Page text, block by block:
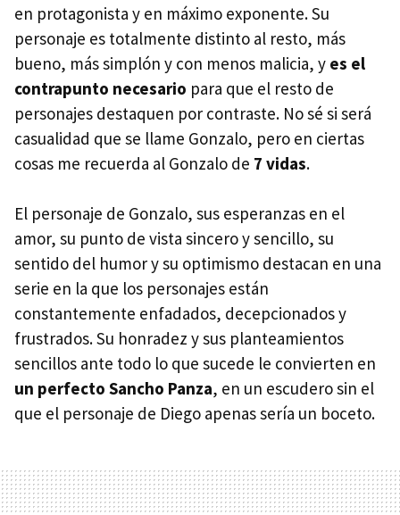
en protagonista y en máximo exponente. Su
personaje es totalmente distinto al resto, más
bueno, más simplón y con menos malicia, y es el
contrapunto necesario para que el resto de
personajes destaquen por contraste. No sé si será
casualidad que se llame Gonzalo, pero en ciertas
cosas me recuerda al Gonzalo de 7 vidas.
El personaje de Gonzalo, sus esperanzas en el
amor, su punto de vista sincero y sencillo, su
sentido del humor y su optimismo destacan en una
serie en la que los personajes están
constantemente enfadados, decepcionados y
frustrados. Su honradez y sus planteamientos
sencillos ante todo lo que sucede le convierten en
un perfecto Sancho Panza, en un escudero sin el
que el personaje de Diego apenas sería un boceto.